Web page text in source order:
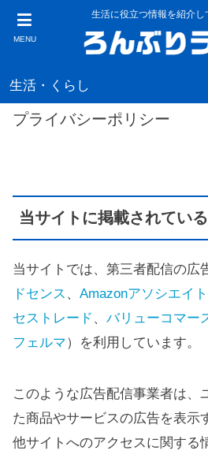
MENU
生活に役立つ情報を紹介し
生活・くらし
プライバシーポリシー
当サイトに掲載されてい
当サイトでは、第三者配信の広
ドセンス 、 Amazonアソシエイト
セストレード 、 バリューコマー
フェルマ）を利用しています。
このような広告配信事業者は、
た商品やサービスの広告を表示
他サイトへのアクセスに関する